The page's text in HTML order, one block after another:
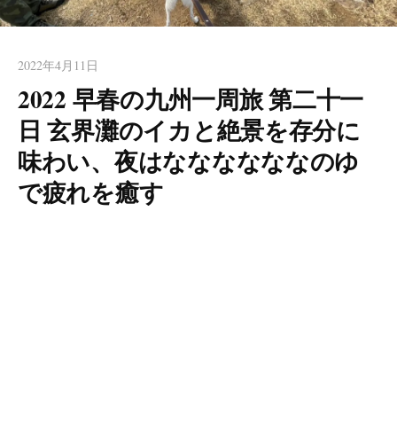
2022年4月11日
2022 早春の九州一周旅 第二十一
日 玄界灘のイカと絶景を存分に
味わい、夜はななななななのゆ
で疲れを癒す